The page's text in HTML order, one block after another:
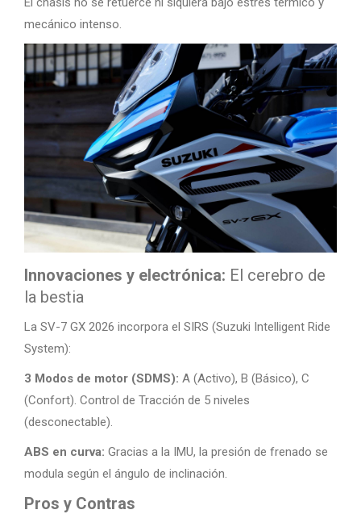
mecánico intenso.
Innovaciones y electrónica: El cerebro de
la bestia
La SV-7 GX 2026 incorpora el SIRS (Suzuki Intelligent Ride
System):
3 Modos de motor (SDMS): A (Activo), B (Básico), C
(Confort). Control de Tracción de 5 niveles
(desconectable).
ABS en curva: Gracias a la IMU, la presión de frenado se
modula según el ángulo de inclinación.
Pros y Contras